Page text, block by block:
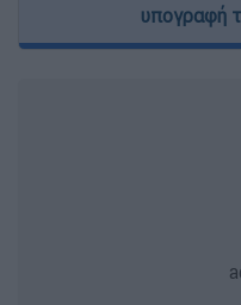
υπογραφή